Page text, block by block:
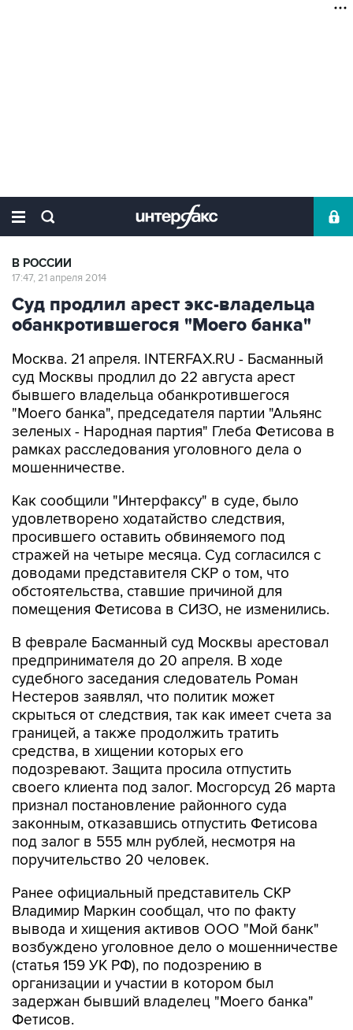
В РОССИИ
17:47, 21 апреля 2014
Суд продлил арест экс-владельца
обанкротившегося "Моего банка"
Москва. 21 апреля. INTERFAX.RU - Басманный
суд Москвы продлил до 22 августа арест
бывшего владельца обанкротившегося
"Моего банка", председателя партии "Альянс
зеленых - Народная партия" Глеба Фетисова в
рамках расследования уголовного дела о
мошенничестве.
Как сообщили "Интерфаксу" в суде, было
удовлетворено ходатайство следствия,
просившего оставить обвиняемого под
стражей на четыре месяца. Суд согласился с
доводами представителя СКР о том, что
обстоятельства, ставшие причиной для
помещения Фетисова в СИЗО, не изменились.
В феврале Басманный суд Москвы арестовал
предпринимателя до 20 апреля. В ходе
судебного заседания следователь Роман
Нестеров заявлял, что политик может
скрыться от следствия, так как имеет счета за
границей, а также продолжить тратить
средства, в хищении которых его
подозревают. Защита просила отпустить
своего клиента под залог. Мосгорсуд 26 марта
признал постановление районного суда
законным, отказавшись отпустить Фетисова
под залог в 555 млн рублей, несмотря на
поручительство 20 человек.
Ранее официальный представитель СКР
Владимир Маркин сообщал, что по факту
вывода и хищения активов ООО "Мой банк"
возбуждено уголовное дело о мошенничестве
(статья 159 УК РФ), по подозрению в
организации и участии в котором был
задержан бывший владелец "Моего банка"
Фетисов.